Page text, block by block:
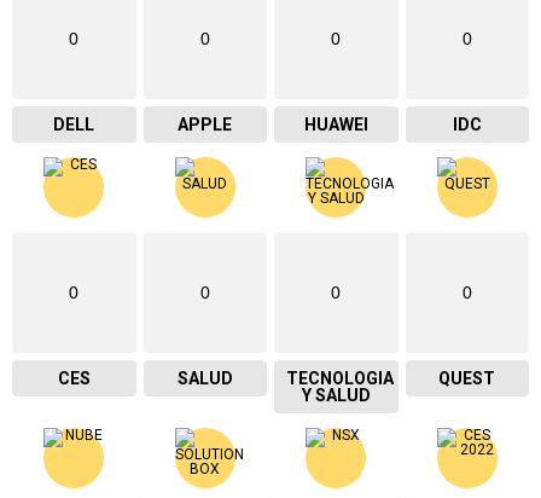
0
DELL
0
APPLE
0
HUAWEI
0
IDC
0
CES
0
SALUD
0
TECNOLOGIA
Y SALUD
0
QUEST